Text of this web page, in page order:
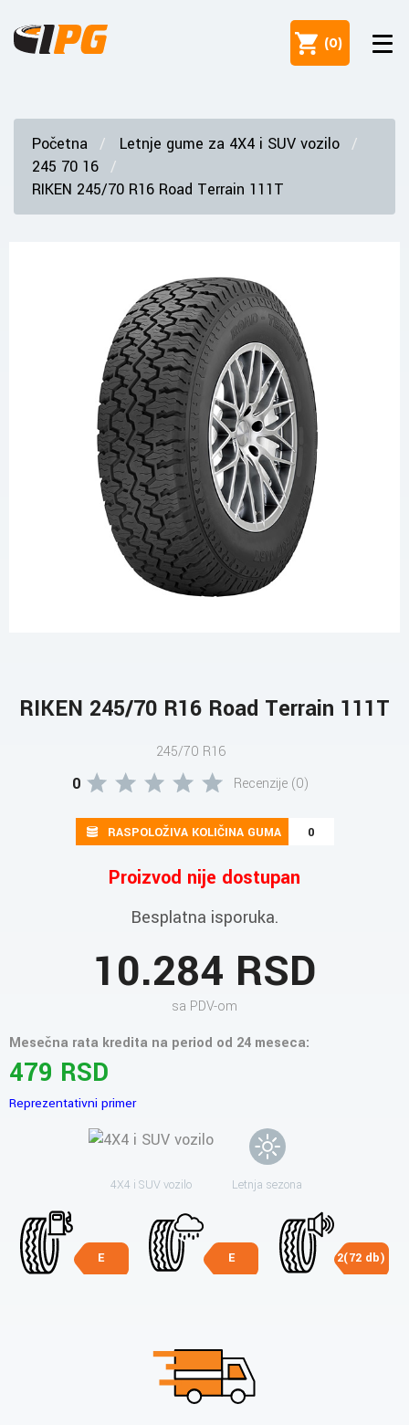
(0)
Početna
Letnje gume za 4X4 i SUV vozilo
245 70 16
RIKEN 245/70 R16 Road Terrain 111T
RIKEN 245/70 R16 Road Terrain 111T
245/70 R16
0 Recenzije (0)
RASPOLOŽIVA KOLIČINA GUMA 0
Proizvod nije dostupan
Besplatna isporuka.
10.284 RSD
sa PDV-om
Mesečna rata kredita na period od 24 meseca:
479 RSD
Reprezentativni primer
4X4 i SUV vozilo Letnja sezona
E E 2(72 db)